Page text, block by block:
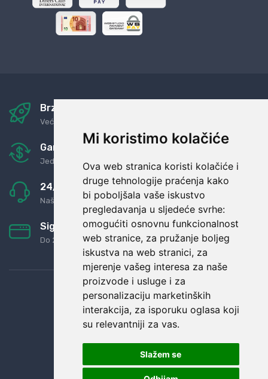
Mi koristimo kolačiće
Ova web stranica koristi kolačiće i
druge tehnologije praćenja kako
bi poboljšala vaše iskustvo
pregledavanja u sljedeće svrhe:
omogućiti osnovnu funkcionalnost
web stranice, za pružanje boljeg
iskustva na web stranici, za
mjerenje vašeg interesa za naše
proizvode i usluge i za
personalizaciju marketinških
interakcija, za isporuku oglasa koji
su relevantniji za vas.
Slažem se
Brza i sigurna dostava
Već za nekoliko dana kod vas
Garancija u povrat novaca
Jednostavno pravilo: Roba za novac
24/7 odlična podrška
Naši agenti uvijek na raspolaganju
Sigurno obročno plaćanje
Do 24 rata bez kamata